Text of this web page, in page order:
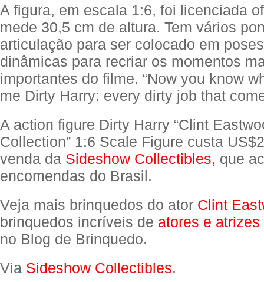
A figura, em escala 1:6, foi licenciada
mede 30,5 cm de altura. Tem vários
articulação para ser colocado em
dinâmicas para recriar os momentos
importantes do filme. “Now you know
me Dirty Harry: every dirty job that
A action figure Dirty Harry “Clint
Collection” 1:6 Scale Figure custa
venda da Sideshow Collectibles, que
encomendas do Brasil.
Veja mais brinquedos do ator Clint
brinquedos incríveis de atores e
no Blog de Brinquedo.
Via Sideshow Collectibles.